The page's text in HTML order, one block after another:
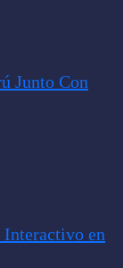
Junto Con
Interactivo en